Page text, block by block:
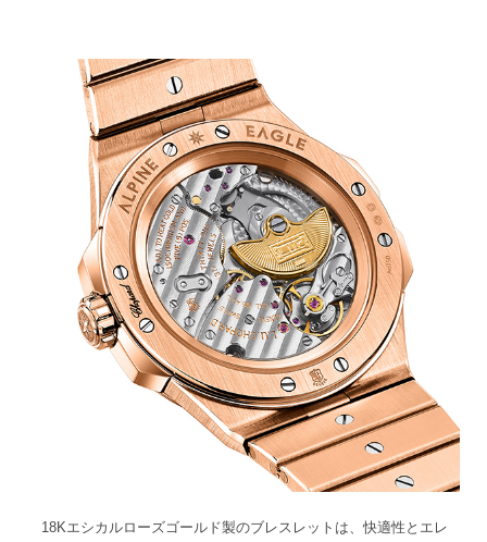
18Kエシカルローズゴールド製のブレスレットは、快適性とエレ